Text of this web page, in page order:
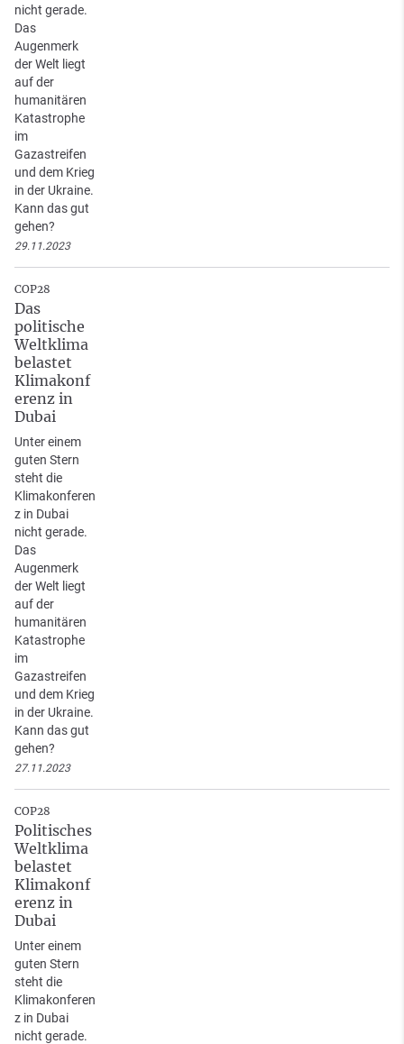
nicht gerade.
Das
Augenmerk
der Welt liegt
auf der
humanitären
Katastrophe
im
Gazastreifen
und dem Krieg
in der Ukraine.
Kann das gut
gehen?
29.11.2023
COP28
Das
politische
Weltklima
belastet
Klimakonf
erenz in
Dubai
Unter einem
guten Stern
steht die
Klimakonferen
z in Dubai
nicht gerade.
Das
Augenmerk
der Welt liegt
auf der
humanitären
Katastrophe
im
Gazastreifen
und dem Krieg
in der Ukraine.
Kann das gut
gehen?
27.11.2023
COP28
Politisches
Weltklima
belastet
Klimakonf
erenz in
Dubai
Unter einem
guten Stern
steht die
Klimakonferen
z in Dubai
nicht gerade.